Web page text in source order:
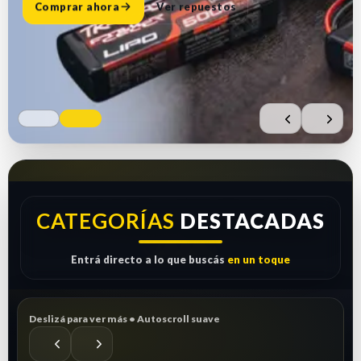
Comprar ahora Ver repuestos
CATEGORÍAS DESTACADAS
Entrá directo a lo que buscás en un toque
Deslizá para ver más • Autoscroll suave